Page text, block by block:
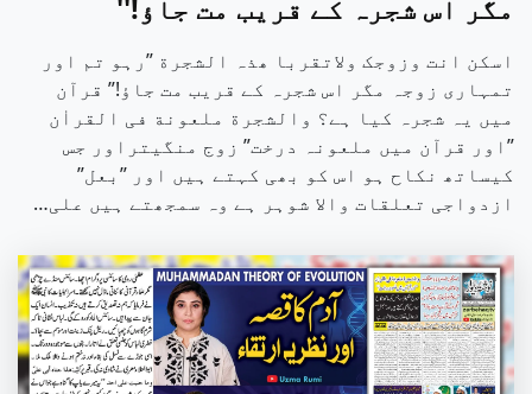
مگر اس شجرہ کے قریب مت جاؤ!''
اسکن انت وزوجک ولاتقربا ھذہ الشجرة ”رہو تم اور
تمہاری زوجہ مگر اس شجرہ کے قریب مت جاؤ!” قرآن
میں یہ شجرہ کیا ہے؟ والشجرة ملعونة فی القراٰن
”اور قرآن میں ملعونہ درخت” زوج منگیتراور جس
کیساتھ نکاح ہو اس کو بھی کہتے ہیں اور ”بعل”
ازدواجی تعلقات والا شوہر ہے وہ سمجھتے ہیں علی…